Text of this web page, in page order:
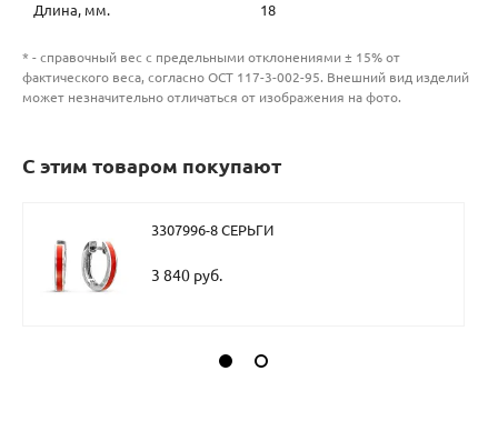
Длина, мм. 18
* - справочный вес с предельными отклонениями ± 15% от
фактического веса, согласно ОСТ 117-3-002-95. Внешний вид изделий
может незначительно отличаться от изображения на фото.
С этим товаром покупают
3307996-8 СЕРЬГИ
3 840 руб.